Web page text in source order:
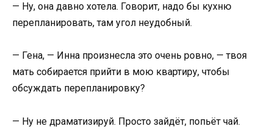
— Ну, она давно хотела. Говорит, надо бы кухню
перепланировать, там угол неудобный.
— Гена, — Инна произнесла это очень ровно, — твоя
мать собирается прийти в мою квартиру, чтобы
обсуждать перепланировку?
— Ну не драматизируй. Просто зайдёт, попьёт чай.